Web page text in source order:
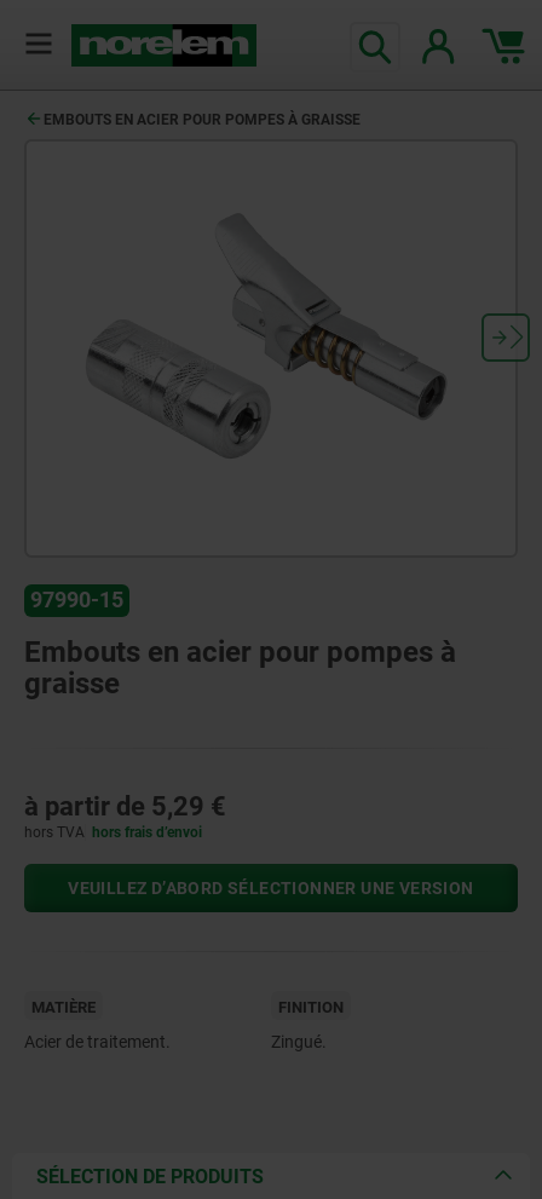
EMBOUTS EN ACIER POUR POMPES À GRAISSE
97990-15
Embouts en acier pour pompes à
graisse
à partir de 5,29 €
hors TVA hors frais d’envoi
VEUILLEZ D’ABORD SÉLECTIONNER UNE VERSION
MATIÈRE
Acier de traitement.
FINITION
Zingué.
SÉLECTION DE PRODUITS